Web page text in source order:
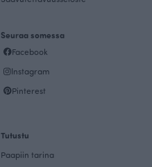
Seuraa somessa
Facebook
Instagram
Pinterest
Tutustu
Paapiin tarina